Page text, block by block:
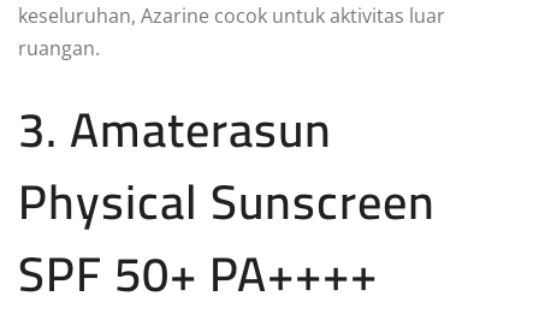
keseluruhan, Azarine cocok untuk aktivitas luar
ruangan.
3. Amaterasun
Physical Sunscreen
SPF 50+ PA++++